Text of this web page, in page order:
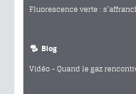
Fluorescence verte :
Blog
Vidéo - Quand le gaz